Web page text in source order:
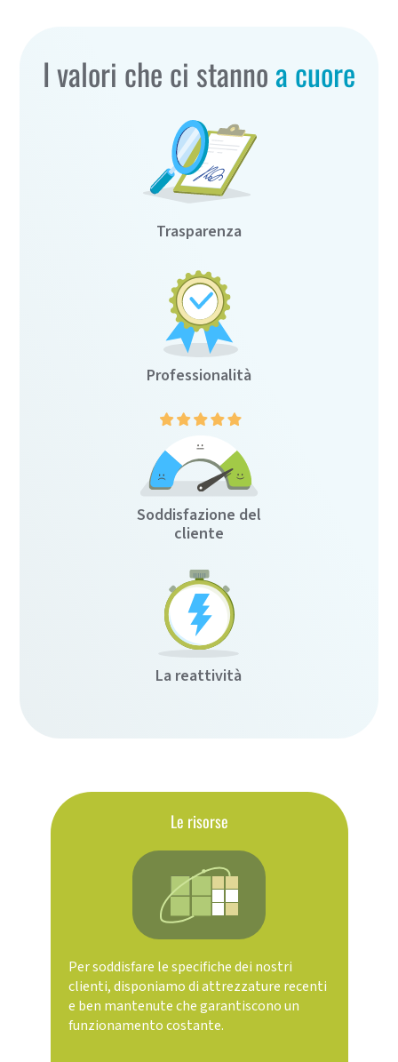
I valori che ci stannoa cuore
Trasparenza
Professionalità
Soddisfazione del
cliente
La reattività
Le risorse
Per soddisfare le specifiche dei nostri
clienti, disponiamo di attrezzature recenti
e ben mantenute che garantiscono un
funzionamento costante.